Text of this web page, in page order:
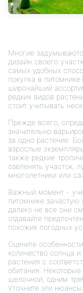
Многие
дизайн своего
самых удобных
покупка в
широчайший
редких видов
стоит учитывать
Прежде всего,
значительно
за одно растение.
взрослые
также редкие
озеленять участок,
многолетники или
Важный момент -
питомнике
далеко не все они
отдавайте
похожих погодных
Оцените
количество солнца
растения с
обитания.
щелочной; одним
Уточните эти нюансы